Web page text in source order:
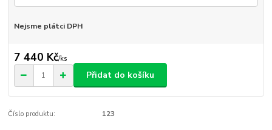
Nejsme plátci DPH
7 440 Kč/ks
Přidat do košíku
Číslo produktu: 123